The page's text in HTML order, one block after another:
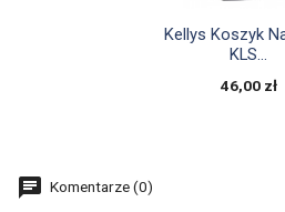
 Szybki
Kellys Koszyk
KLS...
46,00 zł
Komentarze (0)